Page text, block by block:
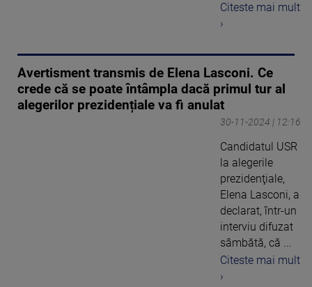
Citeste mai mult
›
Avertisment transmis de Elena Lasconi. Ce
crede că se poate întâmpla dacă primul tur al
alegerilor prezidențiale va fi anulat
30-11-2024 | 12:16
Candidatul USR
la alegerile
prezidenţiale,
Elena Lasconi, a
declarat, într-un
interviu difuzat
sâmbătă, că ...
Citeste mai mult
›